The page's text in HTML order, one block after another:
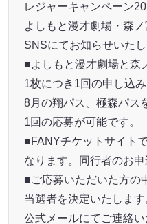
レジャーキャンペーン
よしもと漫才劇場・森
SNSにてお知らせいたし
■よしもと漫才劇場と森
1枚につき1回の申し込み
8月の翔パス、極森パス
1回の応募が可能です。
■FANYチケットサイト
なります。同行者のお申
■ご応募いただいた方の
当選者を決定いたしま
公式メールにてご連絡